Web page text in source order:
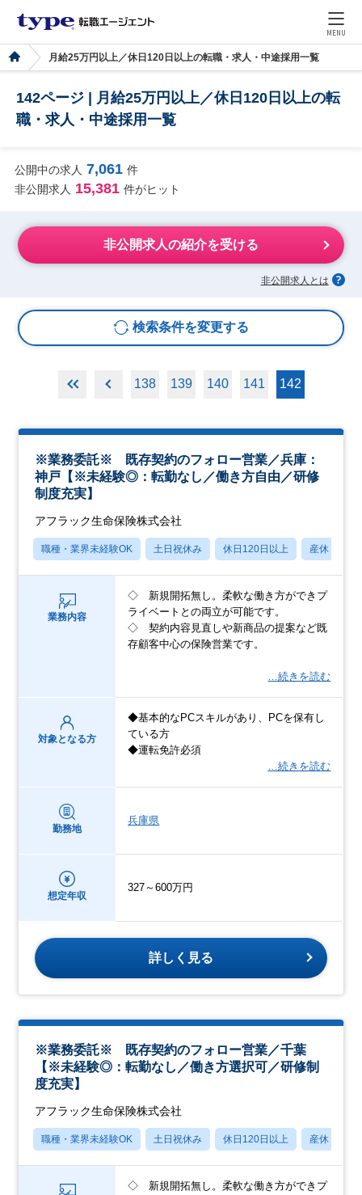
MENU
月給25万円以上／休日120日以上の転職・求人・中途採用一覧
142ページ | 月給25万円以上／休日120日以上の転
職・求人・中途採用一覧
公開中の求人 7,061 件
非公開求人 15,381 件がヒット
非公開求人の紹介を受ける
非公開求人とは
検索条件を変更する
138 139 140 141 142
※業務委託※ 既存契約のフォロー営業／兵庫：
神戸【※未経験◎：転勤なし／働き方自由／研修
制度充実】
アフラック生命保険株式会社
職種・業界未経験OK 土日祝休み 休日120日以上 産休・育休
業務内容
◇ 新規開拓無し。柔軟な働き方ができプ
ライベートとの両立が可能です。
◇ 契約内容見直しや新商品の提案など既
存顧客中心の保険営業です。
…続きを読む
対象となる方
◆基本的なPCスキルがあり、PCを保有し
ている方
◆運転免許必須
…続きを読む
勤務地
兵庫県
想定年収
327～600万円
詳しく見る
※業務委託※ 既存契約のフォロー営業／千葉
【※未経験◎：転勤なし／働き方選択可／研修制
度充実】
アフラック生命保険株式会社
職種・業界未経験OK 土日祝休み 休日120日以上 産休・育休
◇ 新規開拓無し。柔軟な働き方ができプ